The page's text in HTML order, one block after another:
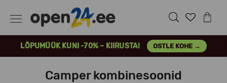
LÕPUMÜÜK KUNI -70% – KIIRUSTA! OSTLE KOHE →
Camper kombinesoonid